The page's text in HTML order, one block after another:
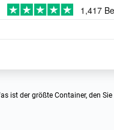
Was ist der größte Container, den